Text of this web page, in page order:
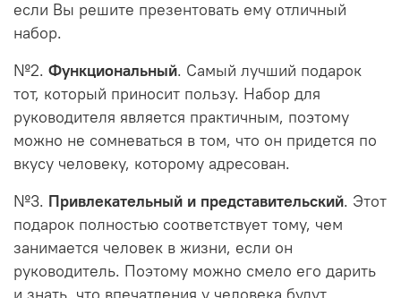
если Вы решите презентовать ему отличный
набор.
№2. Функциональный. Самый лучший подарок
тот, который приносит пользу. Набор для
руководителя является практичным, поэтому
можно не сомневаться в том, что он придется по
вкусу человеку, которому адресован.
№3. Привлекательный и представительский. Этот
подарок полностью соответствует тому, чем
занимается человек в жизни, если он
руководитель. Поэтому можно смело его дарить